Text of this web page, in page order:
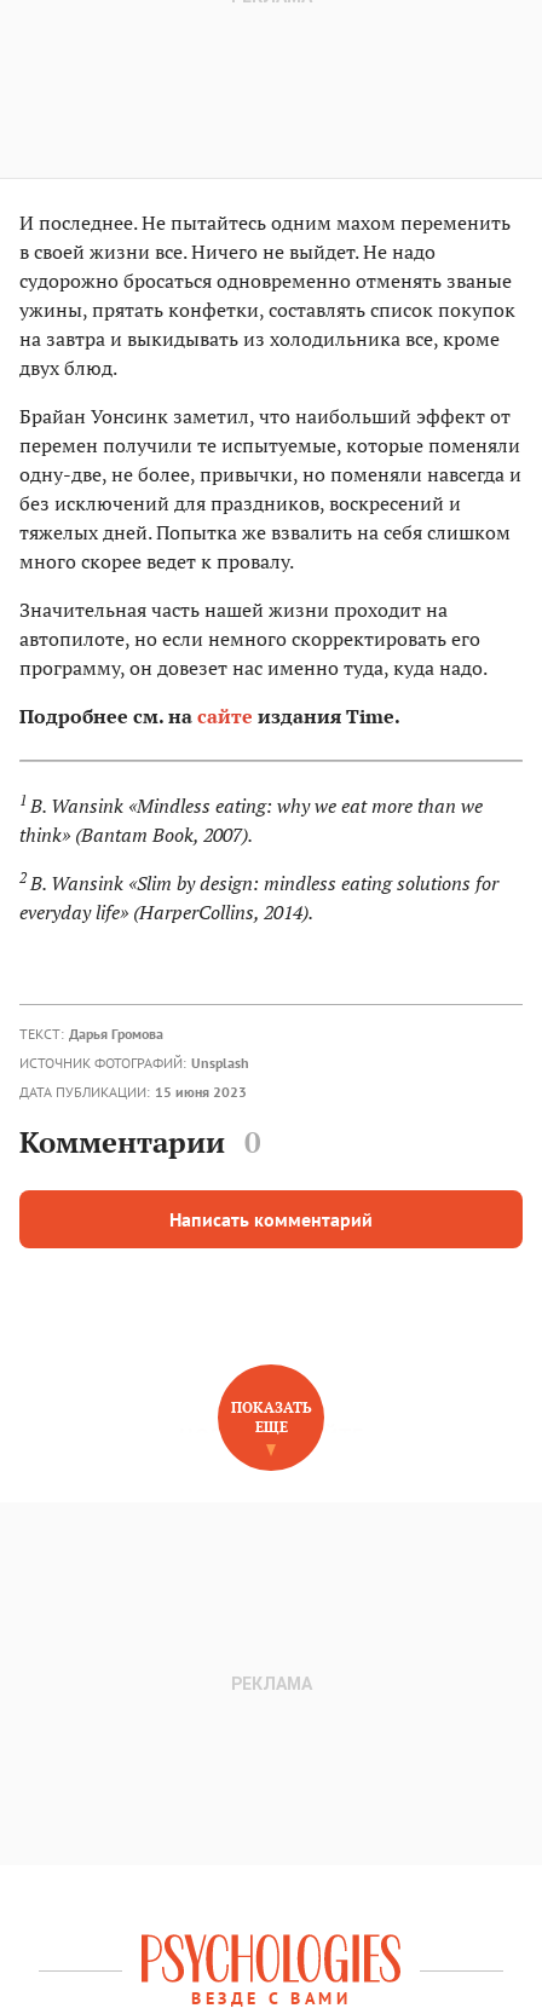
И последнее. Не пытайтесь одним махом переменить
в своей жизни все. Ничего не выйдет. Не надо
судорожно бросаться одновременно отменять званые
ужины, прятать конфетки, составлять список покупок
на завтра и выкидывать из холодильника все, кроме
двух блюд.
Брайан Уонсинк заметил, что наибольший эффект от
перемен получили те испытуемые, которые поменяли
одну-две, не более, привычки, но поменяли навсегда и
без исключений для праздников, воскресений и
тяжелых дней. Попытка же взвалить на себя слишком
много скорее ведет к провалу.
Значительная часть нашей жизни проходит на
автопилоте, но если немного скорректировать его
программу, он довезет нас именно туда, куда надо.
Подробнее см. насайте издания Time.
1 В. Wansink «Mindless eating: why we eat more than we
think» (Bantam Book, 2007).
2 В. Wansink «Slim by design: mindless eating solutions for
everyday life» (HarperCollins, 2014).
ТЕКСТ: Дарья Громова
ИСТОЧНИК ФОТОГРАФИЙ: Unsplash
ДАТА ПУБЛИКАЦИИ: 15 июня 2023
Комментарии 0
Написать комментарий
НОВОЕ НА САЙТЕ
ПОКАЗАТЬ
ЕЩЕ
ВЕЗДЕ С ВАМИ